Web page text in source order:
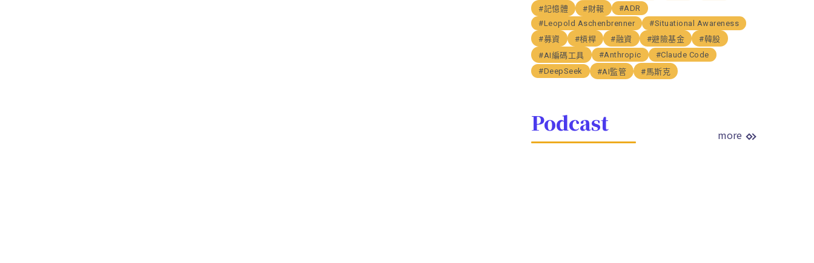
#記憶體
#財報
#ADR
#Leopold Aschenbrenner
#Situational Awareness
#募資
#槓桿 #融資 #避險基金
#韓股
#AI編碼工具
#Anthropic
#Claude Code
#DeepSeek
#AI監管 #馬斯克
Podcast more